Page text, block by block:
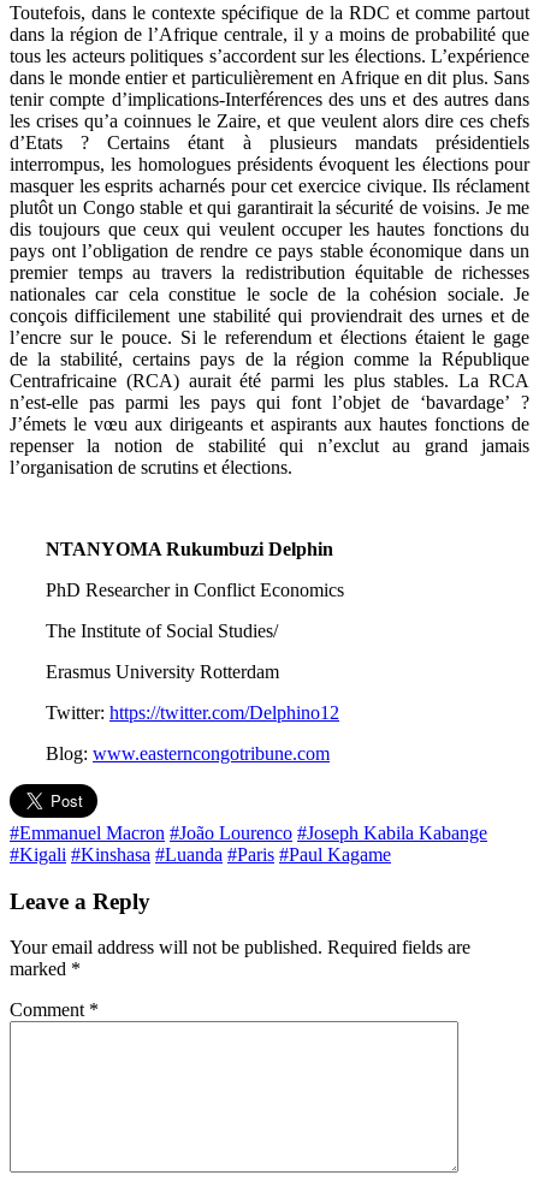
Toutefois, dans le contexte spécifique de la RDC et comme partout
dans la région de l’Afrique centrale, il y a moins de probabilité que
tous les acteurs politiques s’accordent sur les élections. L’expérience
dans le monde entier et particulièrement en Afrique en dit plus. Sans
tenir compte d’implications-Interférences des uns et des autres dans
les crises qu’a coinnues le Zaire, et que veulent alors dire ces chefs
d’Etats ? Certains étant à plusieurs mandats présidentiels
interrompus, les homologues présidents évoquent les élections pour
masquer les esprits acharnés pour cet exercice civique. Ils réclament
plutôt un Congo stable et qui garantirait la sécurité de voisins. Je me
dis toujours que ceux qui veulent occuper les hautes fonctions du
pays ont l’obligation de rendre ce pays stable économique dans un
premier temps au travers la redistribution équitable de richesses
nationales car cela constitue le socle de la cohésion sociale. Je
conçois difficilement une stabilité qui proviendrait des urnes et de
l’encre sur le pouce. Si le referendum et élections étaient le gage
de la stabilité, certains pays de la région comme la République
Centrafricaine (RCA) aurait été parmi les plus stables. La RCA
n’est-elle pas parmi les pays qui font l’objet de ‘bavardage’ ?
J’émets le vœu aux dirigeants et aspirants aux hautes fonctions de
repenser la notion de stabilité qui n’exclut au grand jamais
l’organisation de scrutins et élections.
NTANYOMA Rukumbuzi Delphin
PhD Researcher in Conflict Economics
The Institute of Social Studies/
Erasmus University Rotterdam
Twitter: https://twitter.com/Delphino12
Blog: www.easterncongotribune.com
#Emmanuel Macron #João Lourenco #Joseph Kabila Kabange
#Kigali #Kinshasa #Luanda #Paris #Paul Kagame
Leave a Reply
Your email address will not be published. Required fields are
marked *
Comment *